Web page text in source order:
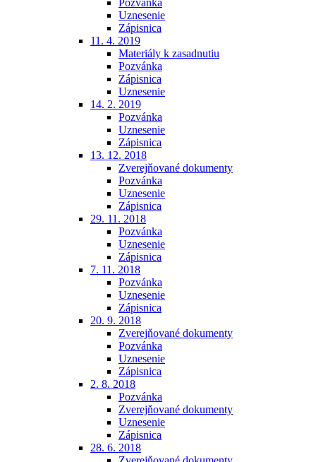
Pozvánka
Uznesenie
Zápisnica
11. 4. 2019
Materiály k zasadnutiu
Pozvánka
Zápisnica
Uznesenie
14. 2. 2019
Pozvánka
Uznesenie
Zápisnica
13. 12. 2018
Zverejňované dokumenty
Pozvánka
Uznesenie
Zápisnica
29. 11. 2018
Pozvánka
Uznesenie
Zápisnica
7. 11. 2018
Pozvánka
Uznesenie
Zápisnica
20. 9. 2018
Zverejňované dokumenty
Pozvánka
Uznesenie
Zápisnica
2. 8. 2018
Pozvánka
Zverejňované dokumenty
Uznesenie
Zápisnica
28. 6. 2018